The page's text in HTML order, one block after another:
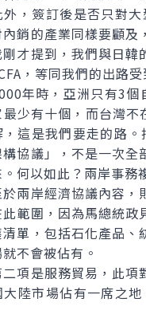
簽訂後是否只對大
銷的產業同樣要顧及
才提到，我們與日
，等同我們的出路
時，亞洲只有3個
最少有十個，而台灣
這是我們要走的路
協議」，不是一次
何以如此？兩岸事務
岸經濟協議內容，
此範圍，因為馬總統
單，包括石化產品
不會被佔有。
是服務貿易，此項
大陸市場佔有一席之